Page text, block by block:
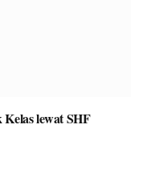
lewat SHF